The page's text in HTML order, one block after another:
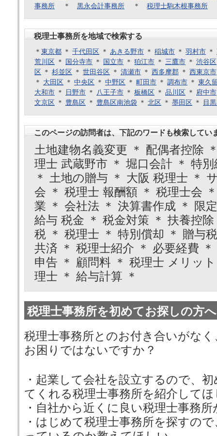
事務所 ＊ 黒永会計事務所 ＊ 税理士駒木根事務所
税理士事務所を地域で検索する
＊ 東京都 ＊ 千代田区 ＊ あきる野市 ＊ 稲城市 ＊ 羽村市 ＊
荒川区 ＊ 国分寺市 ＊ 国立市 ＊ 狛江市 ＊ 三鷹市 ＊ 渋谷区
区 ＊ 杉並区 ＊ 世田谷区 ＊ 清瀬市 ＊ 西多摩郡 ＊ 西東京市
＊ 大田区 ＊ 中央区 ＊ 中野区 ＊ 町田市 ＊ 調布市 ＊ 東久
大和市 ＊ 日野市 ＊ 八王子市 ＊ 板橋区 ＊ 品川区 ＊ 府中市
文京区 ＊ 豊島区 ＊ 豊島区南池袋 ＊ 北区 ＊ 墨田区 ＊ 目
このページの訪問者は、下記のワードも検索してい
土地建物名義変更 ＊ 配偶者控除
理士 武蔵野市 ＊ 堀口会計 ＊ 特
＊ 土地の贈与 ＊ 大阪 税理士 ＊
会 ＊ 税理士 報酬額 ＊ 税理士会
業 ＊ 会社法 ＊ 決算書作成 ＊ 限
給与 税金 ＊ 税金対策 ＊ 扶養控
税 ＊ 税理士 ＊ 特別償却 ＊ 贈与
共済 ＊ 税理士紹介 ＊ 必要経費
申告 ＊ 顧問料 ＊ 税理士 メリッ
理士 ＊ 給与計算 ＊
税理士事務所を初めてお探しの方へ
税理士事務所とのお付き合いがな
お困りではないですか？
・起業して会社を設立するので、
てくれる税理士事務所を紹介して
・自社から近くに良い税理士事務
・はじめて税理士事務所を探すの